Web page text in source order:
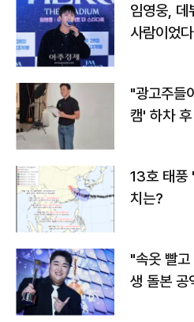
임영웅,
사람이었
"광고주들
캠' 하차
13호 태풍
치는?
"속옷 빨
생 돌본 공